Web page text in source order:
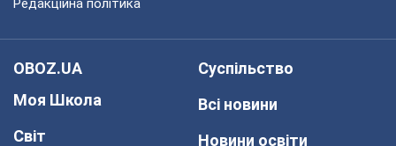
Редакційна політика
OBOZ.UA
Моя Школа
Світ
Суспільство
Всі новини
Новини освіти